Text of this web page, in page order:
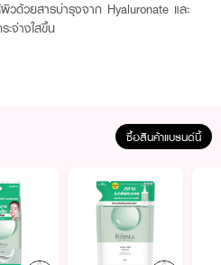
วด้วยสารบำรุงจาก Hyaluronate และ
จ่างใสขึ้น
ซื้อสินค้าแบรนด์นี้